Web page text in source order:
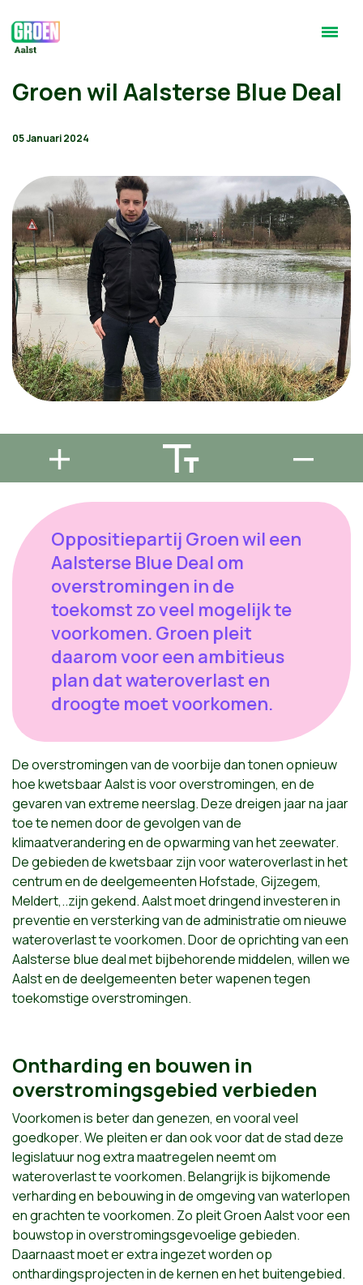
Groen wil Aalsterse Blue Deal
05 Januari 2024
Oppositiepartij Groen wil een
Aalsterse Blue Deal om
overstromingen in de
toekomst zo veel mogelijk te
voorkomen. Groen pleit
daarom voor een ambitieus
plan dat wateroverlast en
droogte moet voorkomen.
De overstromingen van de voorbije dan tonen opnieuw
hoe kwetsbaar Aalst is voor overstromingen, en de
gevaren van extreme neerslag. Deze dreigen jaar na jaar
toe te nemen door de gevolgen van de
klimaatverandering en de opwarming van het zeewater.
De gebieden de kwetsbaar zijn voor wateroverlast in het
centrum en de deelgemeenten Hofstade, Gijzegem,
Meldert,..zijn gekend. Aalst moet dringend investeren in
preventie en versterking van de administratie om nieuwe
wateroverlast te voorkomen. Door de oprichting van een
Aalsterse blue deal met bijbehorende middelen, willen we
Aalst en de deelgemeenten beter wapenen tegen
toekomstige overstromingen.
Ontharding en bouwen in
overstromingsgebied verbieden
Voorkomen is beter dan genezen, en vooral veel
goedkoper. We pleiten er dan ook voor dat de stad deze
legislatuur nog extra maatregelen neemt om
wateroverlast te voorkomen. Belangrijk is bijkomende
verharding en bebouwing in de omgeving van waterlopen
en grachten te voorkomen. Zo pleit Groen Aalst voor een
bouwstop in overstromingsgevoelige gebieden.
Daarnaast moet er extra ingezet worden op
onthardingsprojecten in de kernen en het buitengebied.